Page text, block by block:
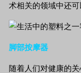
术相关的领域中还可
脚部按摩器
随着人们对健康的